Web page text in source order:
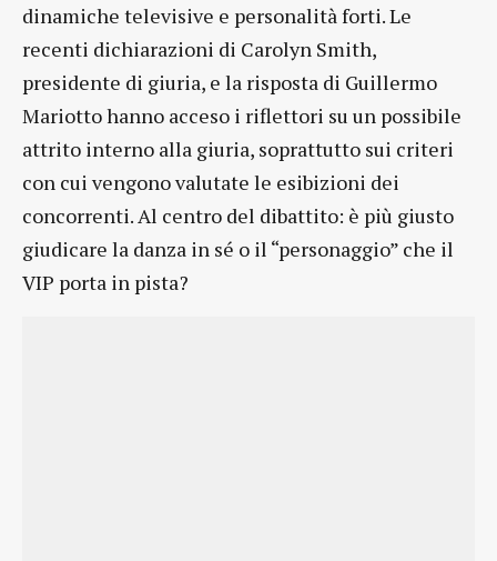
dinamiche televisive e personalità forti. Le
recenti dichiarazioni di Carolyn Smith,
presidente di giuria, e la risposta di Guillermo
Mariotto hanno acceso i riflettori su un possibile
attrito interno alla giuria, soprattutto sui criteri
con cui vengono valutate le esibizioni dei
concorrenti. Al centro del dibattito: è più giusto
giudicare la danza in sé o il “personaggio” che il
VIP porta in pista?